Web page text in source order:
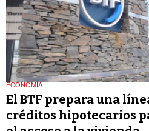
ECONOMÍA
El BTF prepara una
créditos hipotecarios